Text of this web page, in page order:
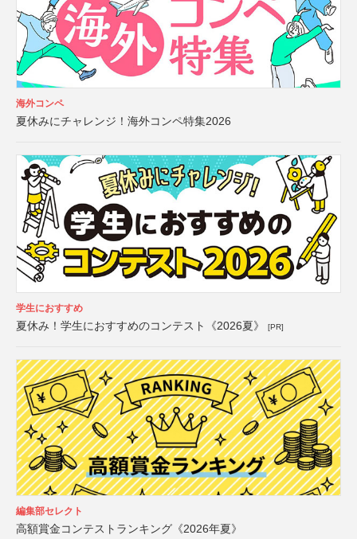
海外コンペ
夏休みにチャレンジ！海外コンペ特集2026
学生におすすめ
夏休み！学生におすすめのコンテスト《2026夏》 [PR]
編集部セレクト
高額賞金コンテストランキング《2026年夏》